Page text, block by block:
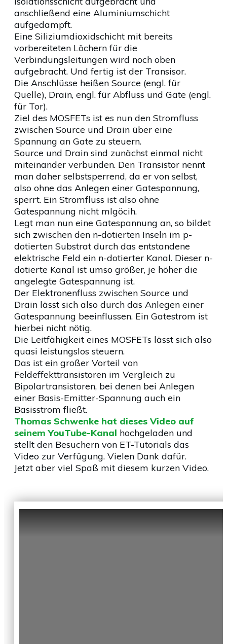
anschließend eine Aluminiumschicht
aufgedampft.
Eine Siliziumdioxidschicht mit bereits
vorbereiteten Löchern für die
Verbindungsleitungen wird noch oben
aufgebracht. Und fertig ist der Transisor.
Die Anschlüsse heißen Source (engl. für
Quelle), Drain, engl. für Abfluss und Gate (engl.
für Tor).
Ziel des MOSFETs ist es nun den Stromfluss
zwischen Source und Drain über eine
Spannung an Gate zu steuern.
Source und Drain sind zunächst einmal nicht
miteinander verbunden. Den Transistor nennt
man daher selbstsperrend, da er von selbst,
also ohne das Anlegen einer Gatespannung,
sperrt. Ein Stromfluss ist also ohne
Gatespannung nicht mlgöcih.
Legt man nun eine Gatespannung an, so bildet
sich zwischen den n-dotierten Inseln im p-
dotierten Substrat durch das entstandene
elektrische Feld ein n-dotierter Kanal. Dieser n-
dotierte Kanal ist umso größer, je höher die
angelegte Gatespannung ist.
Der Elektronenfluss zwischen Source und
Drain lässt sich also durch das Anlegen einer
Gatespannung beeinflussen. Ein Gatestrom ist
hierbei nicht nötig.
Die Leitfähigkeit eines MOSFETs lässt sich also
quasi leistungslos steuern.
Das ist ein großer Vorteil von
Feldeffekttransistoren im Vergleich zu
Bipolartransistoren, bei denen bei Anlegen
einer Basis-Emitter-Spannung auch ein
Basisstrom fließt.
Thomas Schwenke hat dieses Video auf
seinem YouTube-Kanal hochgeladen und
stellt den Besuchern von ET-Tutorials das
Video zur Verfügung. Vielen Dank dafür.
Jetzt aber viel Spaß mit diesem kurzen Video.